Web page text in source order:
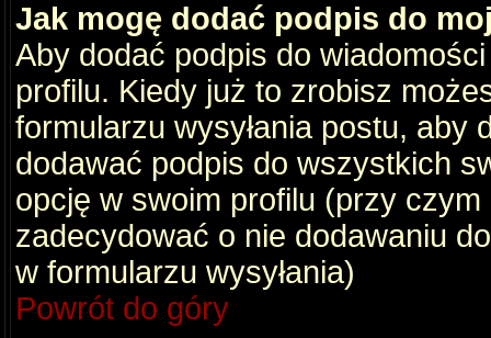
Jak mogę dodać podpis do
Aby dodać podpis do
profilu. Kiedy już to zrobisz
formularzu wysyłania postu,
dodawać podpis do wszystkich
opcję w swoim profilu (przy
zadecydować o nie dodawaniu
w formularzu wysyłania)
Powrót do góry